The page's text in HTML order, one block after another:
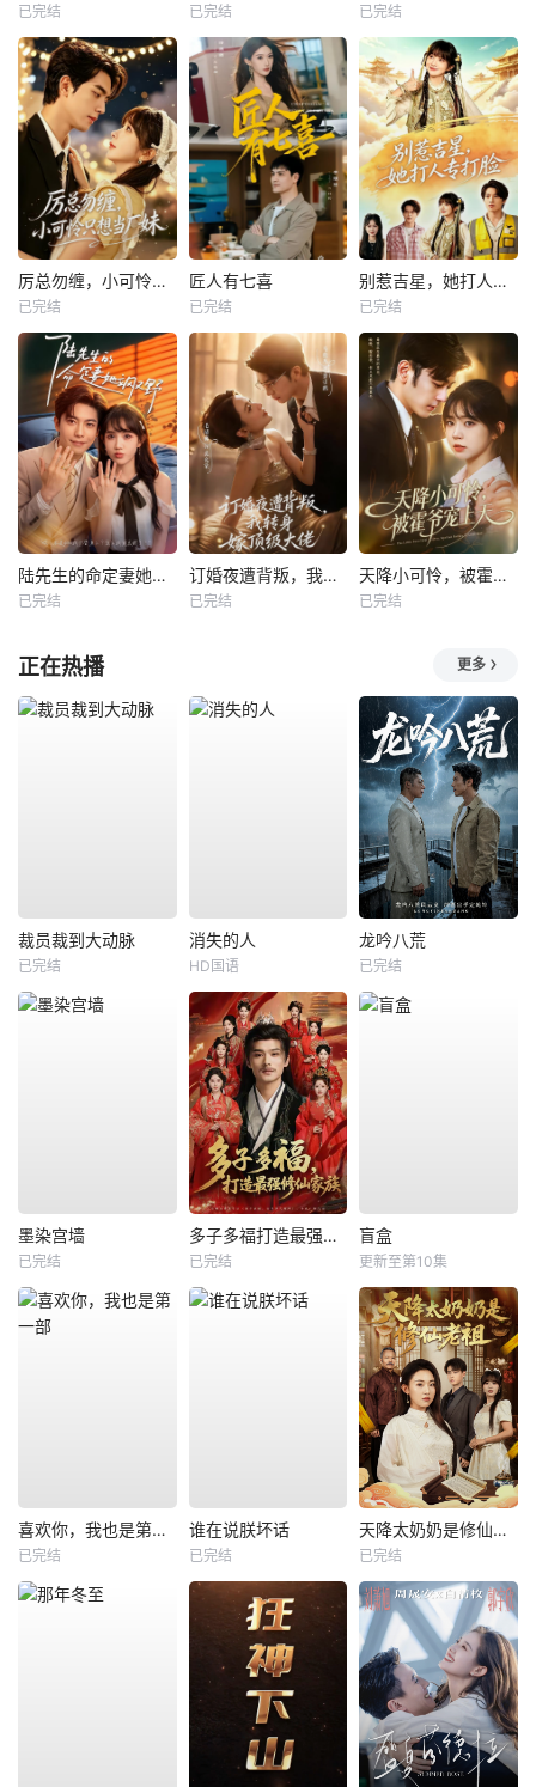
已完结 已完结 已完结
厉总勿缠，小可怜只想当厂妹
已完结
匠人有七喜
已完结
别惹吉星，她打人专打脸
已完结
陆先生的命定妻她飒又野
已完结
订婚夜遭背叛，我转身嫁顶级大佬
已完结
天降小可怜，被霍爷宠上天
已完结
正在热播 更多
裁员裁到大动脉
已完结
消失的人
HD国语
龙吟八荒
已完结
墨染宫墙
已完结
多子多福打造最强修仙家族
已完结
盲盒
更新至第10集
喜欢你，我也是第一部
已完结
谁在说朕坏话
已完结
天降太奶奶是修仙老祖
已完结